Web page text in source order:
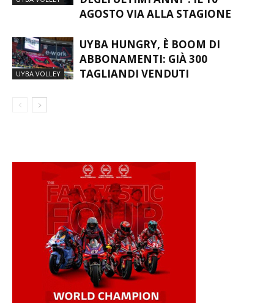
AGOSTO VIA ALLA STAGIONE
UYBA VOLLEY
UYBA HUNGRY, È BOOM DI
ABBONAMENTI: GIÀ 300
TAGLIANDI VENDUTI